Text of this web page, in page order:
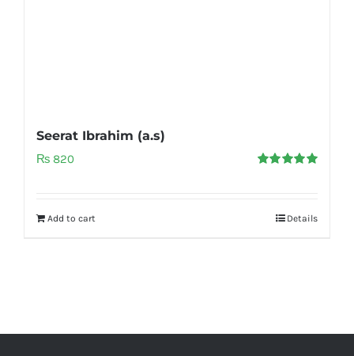
Seerat Ibrahim (a.s)
₨ 820
Add to cart Details